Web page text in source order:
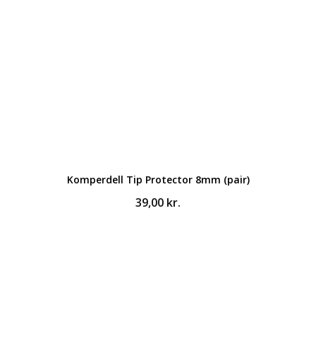
Komperdell Tip Protector 8mm (pair)
39,00 kr.